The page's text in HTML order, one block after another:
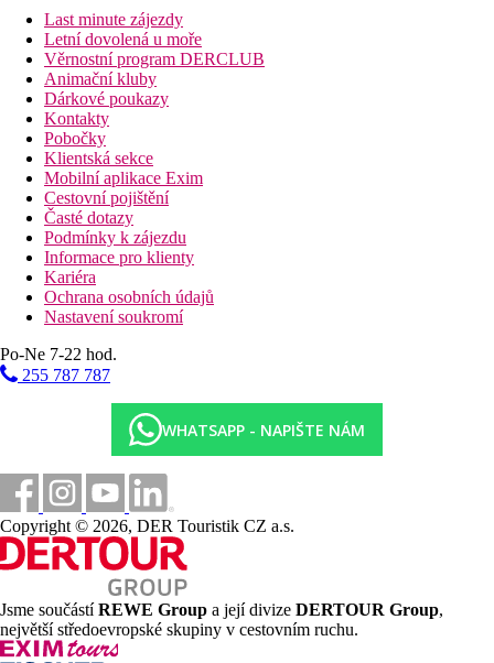
Last minute zájezdy
Letní dovolená u moře
Věrnostní program DERCLUB
Animační kluby
Dárkové poukazy
Kontakty
Pobočky
Klientská sekce
Mobilní aplikace Exim
Cestovní pojištění
Časté dotazy
Podmínky k zájezdu
Informace pro klienty
Kariéra
Ochrana osobních údajů
Nastavení soukromí
Po-Ne 7-22 hod.
255 787 787
WHATSAPP - NAPIŠTE NÁM
Copyright © 2026, DER Touristik CZ a.s.
Jsme součástíREWE Group a její divize DERTOUR Group,
největší středoevropské skupiny v cestovním ruchu.